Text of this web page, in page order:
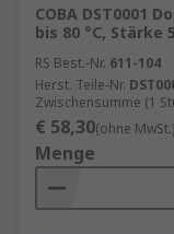
COBA DST0001
bis 80 °C, Stärke
RS Best.-Nr. 611-104
Herst. Teile-Nr.
Zwischensumme (1
€ 58,30(ohne MwSt.)
Menge